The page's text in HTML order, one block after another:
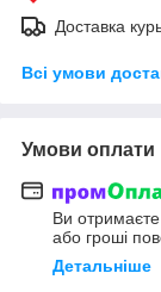
Доставка
Всі умови
Умови оплати
Ви
або гроші
Детальніше